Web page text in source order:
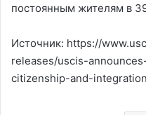
постоянным жителям в
Источник: https://
releases/uscis-
citizenship-and-